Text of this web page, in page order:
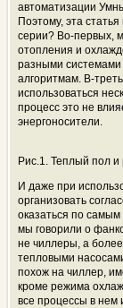
автоматизации
Поэтому, эта
серии? Во-первых,
отопления и
разными
алгоритмам. В-
использоваться
процесс это не
энергоносители.
Рис.1. Теплый пол
И даже при
организовать
оказаться по
мы говорили о
не чиллеры, а
тепловыми
похож на чиллер,
кроме режима
все процессы в нем